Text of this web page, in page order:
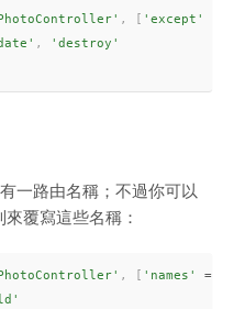
, 'except'
,
'destroy'
一路由名稱；不過你可以
來覆寫這些名稱：
, 'names' =